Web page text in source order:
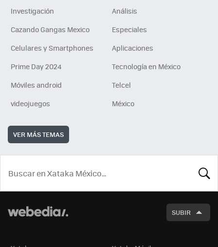
Investigación
Análisis
Cazando Gangas Mexico
Especiales
Celulares y Smartphones
Aplicaciones
Prime Day 2024
Tecnología en México
Móviles android
Telcel
videojuegos
México
VER MÁS TEMAS
SUBIR